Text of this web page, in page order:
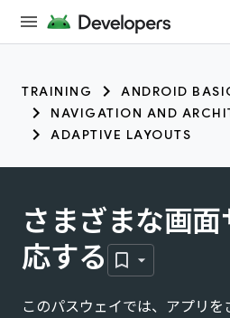
TRAINING
ANDROID
NAVIGATION AND
ADAPTIVE LAYOUTS
さまざまな画
応する
このパスウェイでは、アプリ